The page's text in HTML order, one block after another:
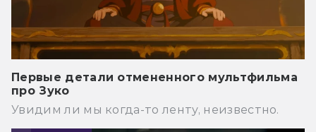
Первые детали отмененного мультфильма
про Зуко
Увидим ли мы когда-то ленту, неизвестно.